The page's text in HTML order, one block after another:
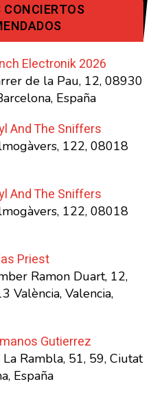
Electronik 2026
de la Pau, 12, 08930
España
And The Sniffers
122, 08018
And The Sniffers
122, 08018
Priest
Ramon Duart, 12,
València, Valencia,
Gutierrez
Rambla, 51, 59, Ciutat
España